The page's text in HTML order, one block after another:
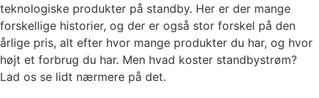
teknologiske produkter på standby. Her er der mange
forskellige historier, og der er også stor forskel på den
årlige pris, alt efter hvor mange produkter du har, og hvor
højt et forbrug du har. Men hvad koster standbystrøm?
Lad os se lidt nærmere på det.